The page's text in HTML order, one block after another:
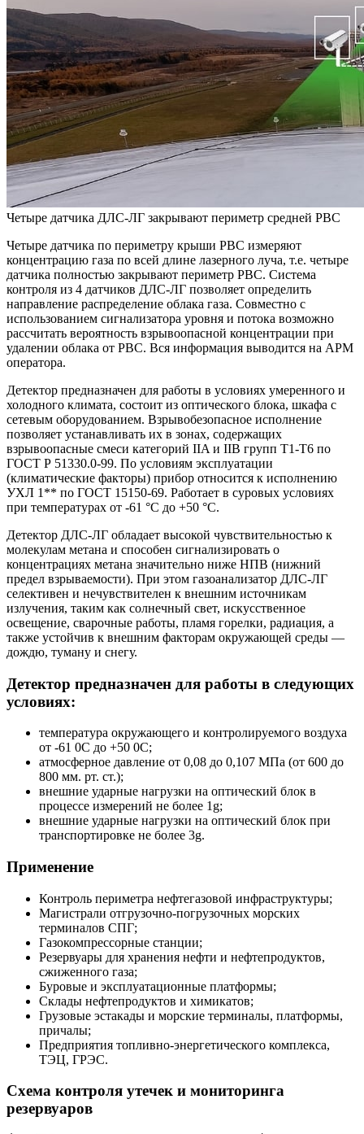
Четыре датчика ДЛС-ЛГ закрывают периметр средней РВС
Четыре датчика по периметру крыши РВС измеряют
концентрацию газа по всей длине лазерного луча, т.е. четыре
датчика полностью закрывают периметр РВС. Система
контроля из 4 датчиков ДЛС-ЛГ позволяет определить
направление распределение облака газа. Совместно с
использованием сигнализатора уровня и потока возможно
рассчитать вероятность взрывоопасной концентрации при
удалении облака от РВС. Вся информация выводится на АРМ
оператора.
Детектор предназначен для работы в условиях умеренного и
холодного климата, состоит из оптического блока, шкафа с
сетевым оборудованием. Взрывобезопасное исполнение
позволяет устанавливать их в зонах, содержащих
взрывоопасные смеси категорий IIA и IIB групп Т1-Т6 по
ГОСТ Р 51330.0-99. По условиям эксплуатации
(климатические факторы) прибор относится к исполнению
УХЛ 1** по ГОСТ 15150-69. Работает в суровых условиях
при температурах от -61 °С до +50 °С.
Детектор ДЛС-ЛГ обладает высокой чувствительностью к
молекулам метана и способен сигнализировать о
концентрациях метана значительно ниже НПВ (нижний
предел взрываемости). При этом газоанализатор ДЛС-ЛГ
селективен и нечувствителен к внешним источникам
излучения, таким как солнечный свет, искусственное
освещение, сварочные работы, пламя горелки, радиация, а
также устойчив к внешним факторам окружающей среды —
дождю, туману и снегу.
Детектор предназначен для работы в следующих
условиях:
температура окружающего и контролируемого воздуха
от -61 0С до +50 0С;
атмосферное давление от 0,08 до 0,107 МПа (от 600 до
800 мм. рт. ст.);
внешние ударные нагрузки на оптический блок в
процессе измерений не более 1g;
внешние ударные нагрузки на оптический блок при
транспортировке не более 3g.
Применение
Контроль периметра нефтегазовой инфраструктуры;
Магистрали отгрузочно-погрузочных морских
терминалов СПГ;
Газокомпрессорные станции;
Резервуары для хранения нефти и нефтепродуктов,
сжиженного газа;
Буровые и эксплуатационные платформы;
Склады нефтепродуктов и химикатов;
Грузовые эстакады и морские терминалы, платформы,
причалы;
Предприятия топливно-энергетического комплекса,
ТЭЦ, ГРЭС.
Схема контроля утечек и мониторинга
резервуаров